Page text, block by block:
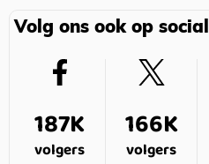
Volg ons ook op social
187K
volgers
166K
volgers